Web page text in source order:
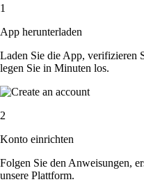
1
App herunterladen
Laden Sie die App, verifizieren
legen Sie in Minuten los.
2
Konto einrichten
Folgen Sie den Anweisungen,
unsere Plattform.